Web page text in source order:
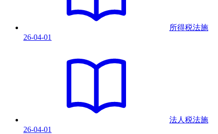
所得税法施
26-04-01
法人税法施
26-04-01